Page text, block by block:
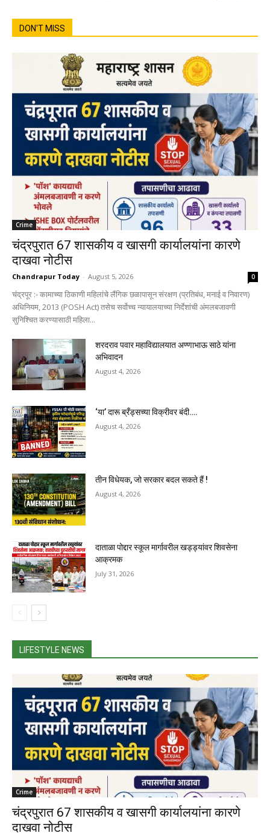
DON'T MISS
Crime
चंद्रपुरात 67 शासकीय व खासगी कार्यालयांना कारणे
दाखवा नोटीस
Chandrapur Today - August 5, 2026 0
चंद्रपूर :- कामाच्या ठिकाणी महिलांचे लैंगिक छळापासून संरक्षण (प्रतिबंध, मनाई व निवारण)
अधिनियम, 2013 (POSH Act) तसेच सर्वोच्च न्यायालयाच्या निर्देशांची अंमलबजावणी
सुनिश्चित करण्यासाठी महिला...
शरदराव पवार महाविद्यालयात अण्णाभाऊ साठे यांना
अभिवादन
August 4, 2026
‘या’ दारू ब्रँड्सच्या विक्रीवर बंदी….
August 4, 2026
तीन विधेयक, जो सरकार बदल सकते हैं !
August 4, 2026
दाताळा पोद्दार स्कूल मार्गावरील खड्ड्यांवर शिवसेना
आक्रमक
July 31, 2026
LIFESTYLE NEWS
Crime
चंद्रपुरात 67 शासकीय व खासगी कार्यालयांना कारणे
दाखवा नोटीस